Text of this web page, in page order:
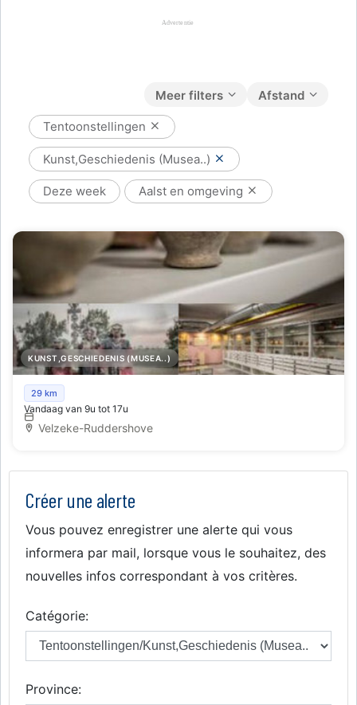
Afstand
Meer filters
Tentoonstellingen
Kunst,Geschiedenis (Musea..)
Deze week Aalst en omgeving
KUNST,GESCHIEDENIS (MUSEA..)
Archeocentrum Velzeke
29 km
Vandaag van 9u tot 17u
Velzeke-Ruddershove
Créer une alerte
Vous pouvez enregistrer une alerte qui vous
informera par mail, lorsque vous le souhaitez, des
nouvelles infos correspondant à vos critères.
Catégorie:
Province: